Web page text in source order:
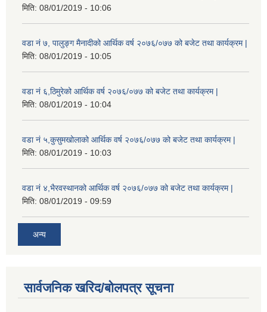
मिति: 08/01/2019 - 10:06
वडा नं ७, पालुङ्ग मैनादीको आर्थिक वर्ष २०७६/०७७ को बजेट तथा कार्यक्रम |
मिति: 08/01/2019 - 10:05
वडा नं ६,ठिमुरेको आर्थिक वर्ष २०७६/०७७ को बजेट तथा कार्यक्रम |
मिति: 08/01/2019 - 10:04
वडा नं ५,कुसुमखोलाको आर्थिक वर्ष २०७६/०७७ को बजेट तथा कार्यक्रम |
मिति: 08/01/2019 - 10:03
वडा नं ४,भैरवस्थानको आर्थिक वर्ष २०७६/०७७ को बजेट तथा कार्यक्रम |
मिति: 08/01/2019 - 09:59
अन्य
सार्वजनिक खरिद/बोलपत्र सूचना